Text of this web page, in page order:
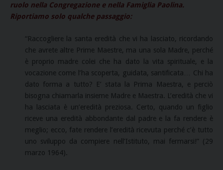
ruolo nella Congregazione e nella Famiglia Paolina.
Riportiamo solo qualche passaggio:
“Raccogliere la santa eredità che vi ha lasciato, ricordando
che avrete altre Prime Maestre, ma una sola Madre, perché
è proprio madre colei che ha dato la vita spirituale, e la
vocazione come l’ha scoperta, guidata, santificata… Chi ha
dato forma a tutto? E’ stata la Prima Maestra, e perciò
bisogna chiamarla insieme Madre e Maestra. L’eredità che vi
ha lasciata è un’eredità preziosa. Certo, quando un figlio
riceve una eredità abbondante dal padre e la fa rendere è
meglio; ecco, fate rendere l’eredità ricevuta perché c’è tutto
uno sviluppo da compiere nell’Istituto, mai fermarsi!” (29
marzo 1964).